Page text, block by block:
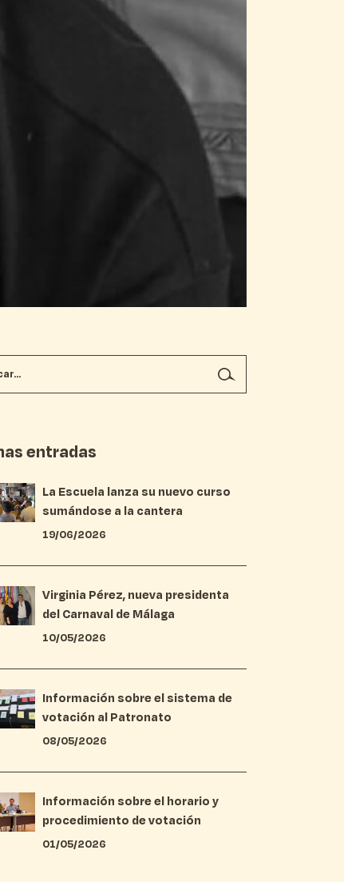
entradas
La Escuela lanza su nuevo curso
sumándose a la cantera
19/06/2026
Virginia Pérez, nueva presidenta
del Carnaval de Málaga
10/05/2026
Información sobre el sistema de
votación al Patronato
08/05/2026
Información sobre el horario y
procedimiento de votación
01/05/2026